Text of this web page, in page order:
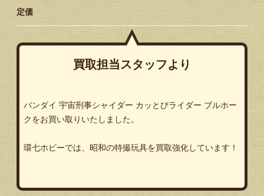
定価
買取担当スタッフより
バンダイ 宇宙刑事シャイダー カッとびライダー ブルホー
クをお買い取りいたしました。
環七ホビーでは、昭和の特撮玩具を買取強化しています！